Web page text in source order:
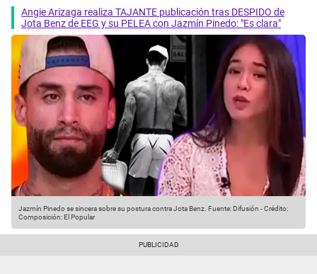
Angie Arizaga realiza TAJANTE publicación tras DESPIDO de
Jota Benz de EEG y su PELEA con Jazmín Pinedo: "Es clara"
Jazmín Pinedo se sincera sobre su postura contra Jota Benz. Fuente: Difusión -Crédito:
Composición: El Popular